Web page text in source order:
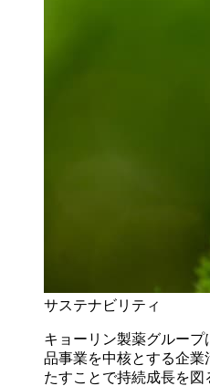
サステナビリティ
キョーリン製薬グルー
品事業を中核とする企
たすことで持続成長を